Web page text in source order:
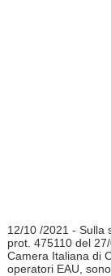
12/10 /2021 - Sulla
prot. 475110 del
Camera Italiana di
operatori EAU,